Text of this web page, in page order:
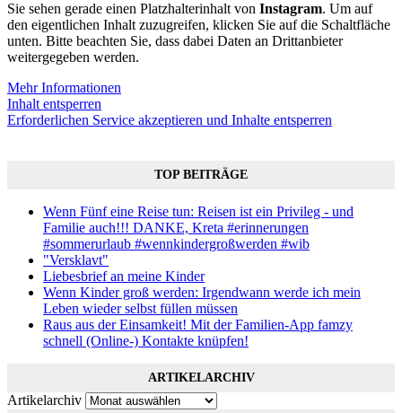
Sie sehen gerade einen Platzhalterinhalt von Instagram. Um auf
den eigentlichen Inhalt zuzugreifen, klicken Sie auf die Schaltfläche
unten. Bitte beachten Sie, dass dabei Daten an Drittanbieter
weitergegeben werden.
Mehr Informationen
Inhalt entsperren
Erforderlichen Service akzeptieren und Inhalte entsperren
TOP BEITRÄGE
Wenn Fünf eine Reise tun: Reisen ist ein Privileg - und
Familie auch!!! DANKE, Kreta #erinnerungen
#sommerurlaub #wennkindergroßwerden #wib
"Versklavt"
Liebesbrief an meine Kinder
Wenn Kinder groß werden: Irgendwann werde ich mein
Leben wieder selbst füllen müssen
Raus aus der Einsamkeit! Mit der Familien-App famzy
schnell (Online-) Kontakte knüpfen!
ARTIKELARCHIV
Artikelarchiv